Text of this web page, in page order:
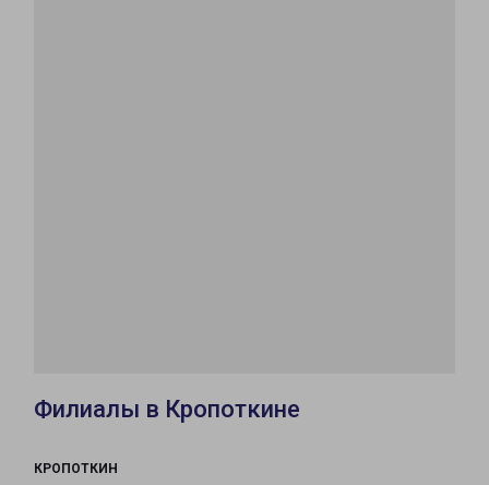
Филиалы в Кропоткине
КРОПОТКИН